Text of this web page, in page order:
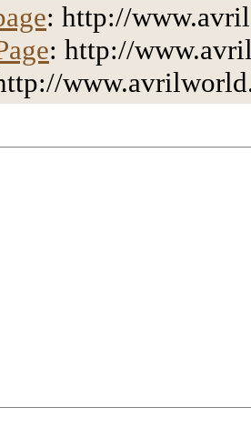
: http://
: http://